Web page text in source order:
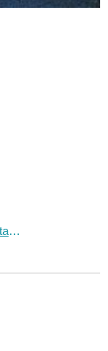
https://www.instagram.com/topenicoffeestand59/